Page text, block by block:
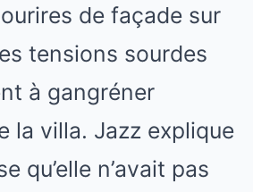
de façade sur
tensions sourdes
à gangréner
la villa. Jazz explique
qu’elle n’avait pas